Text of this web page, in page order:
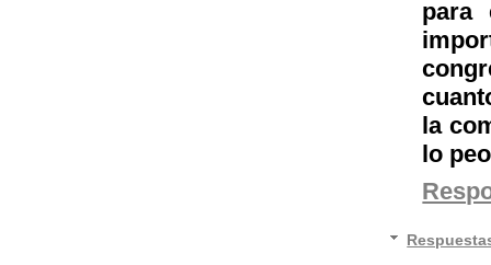
para
la
lo